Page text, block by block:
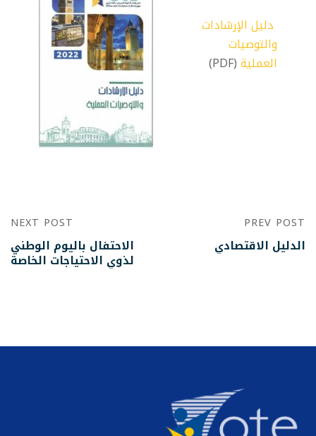
دليل الإرشادات
والتوصيات
العملية(PDF)
PREV POST
الدليل الاقتصادي
NEXT POST
الاحتفال باليوم الوطني
لذوي الاحتياجات الخاصة